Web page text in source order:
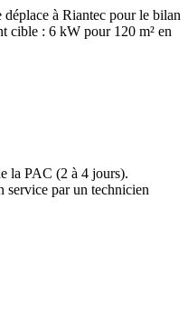
à Riantec pour le bilan
cible : 6 kW pour 120 m² en
la PAC (2 à 4 jours).
service par un technicien